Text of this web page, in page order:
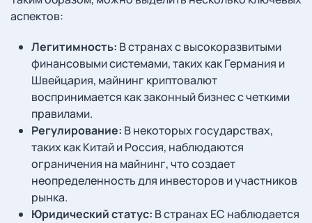
аспектов:
Легитимность: В странах с высокоразвитыми
финансовыми системами, таких как Германия и
Швейцария, майнинг криптовалют
воспринимается как законный бизнес с четкими
правилами.
Регулирование: В некоторых государствах,
таких как Китай и Россия, наблюдаются
ограничения на майнинг, что создает
неопределенность для инвесторов и участников
рынка.
Юридический статус: В странах ЕС наблюдается